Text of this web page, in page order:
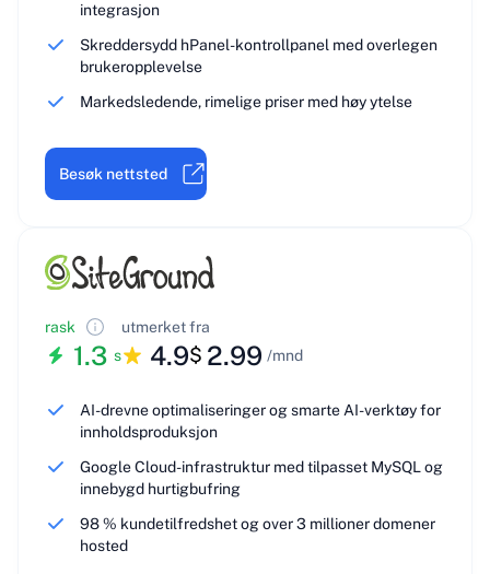
integrasjon
Skreddersydd hPanel-kontrollpanel med overlegen
brukeropplevelse
Markedsledende, rimelige priser med høy ytelse
Besøk nettsted
rask
1.3 s
utmerket
4.9
fra
$ 2.99 /mnd
AI-drevne optimaliseringer og smarte AI-verktøy for
innholdsproduksjon
Google Cloud-infrastruktur med tilpasset MySQL og
innebygd hurtigbufring
98 % kundetilfredshet og over 3 millioner domener
hosted